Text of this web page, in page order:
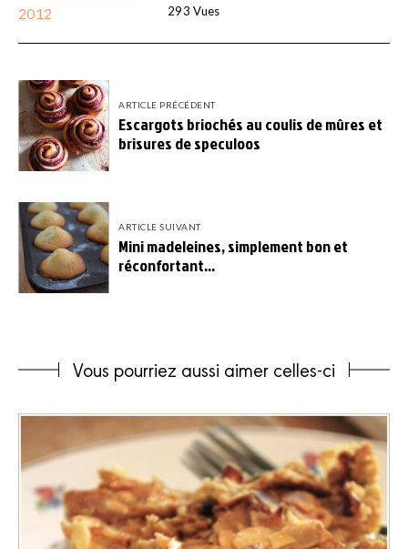
2012
293 Vues
ARTICLE PRÉCÉDENT
Escargots briochés au coulis de mûres et
brisures de speculoos
ARTICLE SUIVANT
Mini madeleines, simplement bon et
réconfortant…
Vous pourriez aussi aimer celles-ci